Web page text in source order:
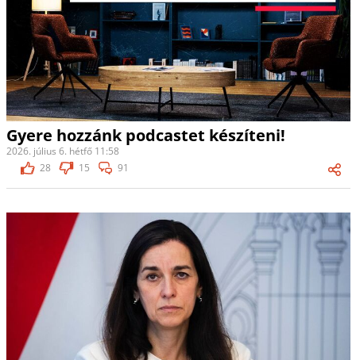
Gyere hozzánk podcastet készíteni!
2026. július 6. hétfő 11:58
28
15 91